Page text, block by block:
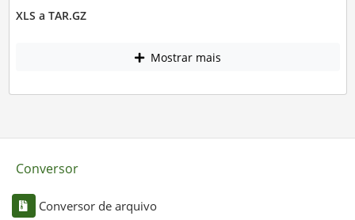
XLS a TAR.GZ
Mostrar mais
Conversor
Conversor de arquivo